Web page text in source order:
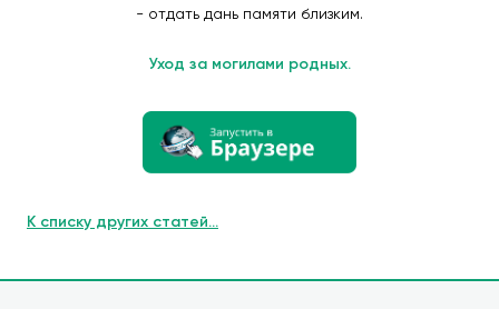
- отдать дань памяти близким.
Уход за могилами родных.
К списку других статей...